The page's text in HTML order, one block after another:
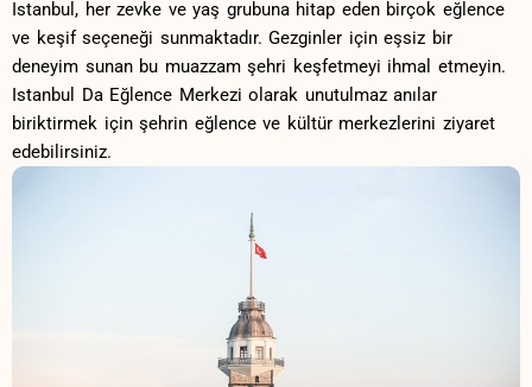
Istanbul, her zevke ve ⁢yaş grubuna hitap eden ​birçok eğlence
ve⁣ keşif seçeneği sunmaktadır. Gezginler ⁢için eşsiz bir
deneyim sunan bu muazzam⁤ şehri keşfetmeyi‌ ihmal etmeyin.
Istanbul Da Eğlence⁣ Merkezi olarak⁣ unutulmaz anılar
biriktirmek için şehrin eğlence ve ⁣kültür merkezlerini ziyaret
edebilirsiniz.